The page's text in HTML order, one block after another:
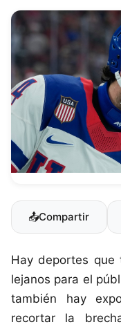
📤Compartir
Hay deportes que
lejanos para el
también hay
recortar la